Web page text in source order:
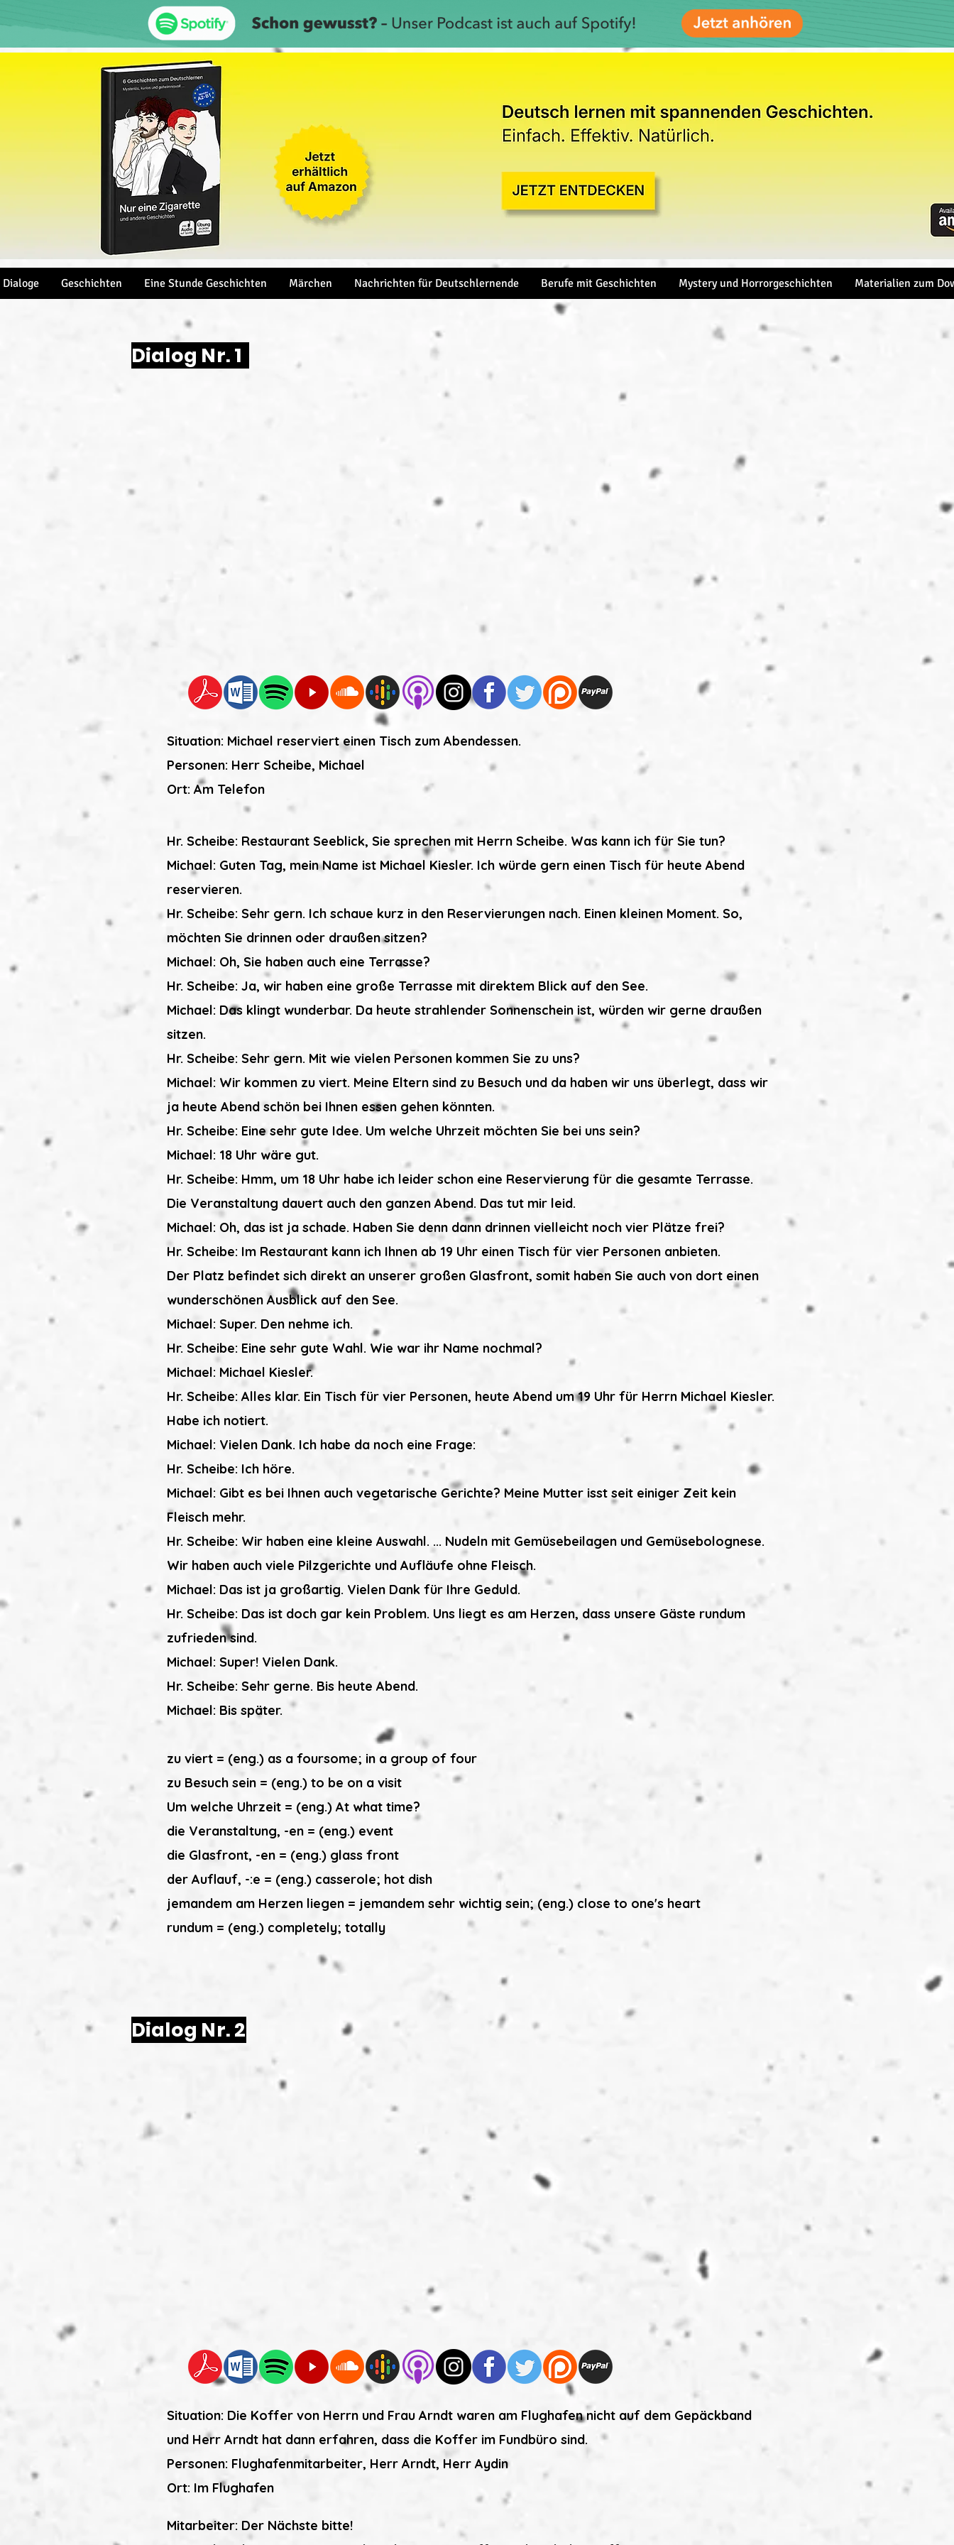
Dialog Nr. 1
Situation: Michael reserviert einen Tisch zum Abendessen.
Personen: Herr Scheibe, Michael
Ort: Am Telefon
Hr. Scheibe: Restaurant Seeblick, Sie sprechen mit Herrn Scheibe. Was kann ich für Sie tun?
Michael: Guten Tag, mein Name ist Michael Kiesler. Ich würde gern einen Tisch für heute Abend
reservieren.
Hr. Scheibe: Sehr gern. Ich schaue kurz in den Reservierungen nach. Einen kleinen Moment. So,
möchten Sie drinnen oder draußen sitzen?
Michael: Oh, Sie haben auch eine Terrasse?
Hr. Scheibe: Ja, wir haben eine große Terrasse mit direktem Blick auf den See.
Michael: Das klingt wunderbar. Da heute strahlender Sonnenschein ist, würden wir gerne draußen
sitzen.
Hr. Scheibe: Sehr gern. Mit wie vielen Personen kommen Sie zu uns?
Michael: Wir kommen zu viert. Meine Eltern sind zu Besuch und da haben wir uns überlegt, dass wir
ja heute Abend schön bei Ihnen essen gehen könnten.
Hr. Scheibe: Eine sehr gute Idee. Um welche Uhrzeit möchten Sie bei uns sein?
Michael: 18 Uhr wäre gut.
Hr. Scheibe: Hmm, um 18 Uhr habe ich leider schon eine Reservierung für die gesamte Terrasse.
Die Veranstaltung dauert auch den ganzen Abend. Das tut mir leid.
Michael: Oh, das ist ja schade. Haben Sie denn dann drinnen vielleicht noch vier Plätze frei?
Hr. Scheibe: Im Restaurant kann ich Ihnen ab 19 Uhr einen Tisch für vier Personen anbieten.
Der Platz befindet sich direkt an unserer großen Glasfront, somit haben Sie auch von dort einen
wunderschönen Ausblick auf den See.
Michael: Super. Den nehme ich.
Hr. Scheibe: Eine sehr gute Wahl. Wie war ihr Name nochmal?
Michael: Michael Kiesler.
Hr. Scheibe: Alles klar. Ein Tisch für vier Personen, heute Abend um 19 Uhr für Herrn Michael Kiesler.
Habe ich notiert.
Michael: Vielen Dank. Ich habe da noch eine Frage:
Hr. Scheibe: Ich höre.
Michael: Gibt es bei Ihnen auch vegetarische Gerichte? Meine Mutter isst seit einiger Zeit kein
Fleisch mehr.
Hr. Scheibe: Wir haben eine kleine Auswahl. ... Nudeln mit Gemüsebeilagen und Gemüsebolognese.
Wir haben auch viele Pilzgerichte und Aufläufe ohne Fleisch.
Michael: Das ist ja großartig. Vielen Dank für Ihre Geduld.
Hr. Scheibe: Das ist doch gar kein Problem. Uns liegt es am Herzen, dass unsere Gäste rundum
zufrieden sind.
Michael: Super! Vielen Dank.
Hr. Scheibe: Sehr gerne. Bis heute Abend.
Michael: Bis später.
zu viert = (eng.) as a foursome; in a group of four
zu Besuch sein = (eng.) to be on a visit
Um welche Uhrzeit = (eng.) At what time?
die Veranstaltung, -en = (eng.) event
die Glasfront, -en = (eng.) glass front
der Auflauf, -:e = (eng.) casserole; hot dish
jemandem am Herzen liegen = jemandem sehr wichtig sein; (eng.) close to one's heart
rundum = (eng.) completely; totally
Dialog Nr. 2
Situation: Die Koffer von Herrn und Frau Arndt waren am Flughafen nicht auf dem Gepäckband
und Herr Arndt hat dann erfahren, dass die Koffer im Fundbüro sind.
Personen: Flughafenmitarbeiter, Herr Arndt, Herr Aydin
Ort: Im Flughafen
Mitarbeiter: Der Nächste bitte!
Dialoge Geschichten Eine Stunde Geschichten Märchen Nachrichten für Deutschlernende Berufe mit Geschichten Mystery und Horrorgeschichten Materialien zum